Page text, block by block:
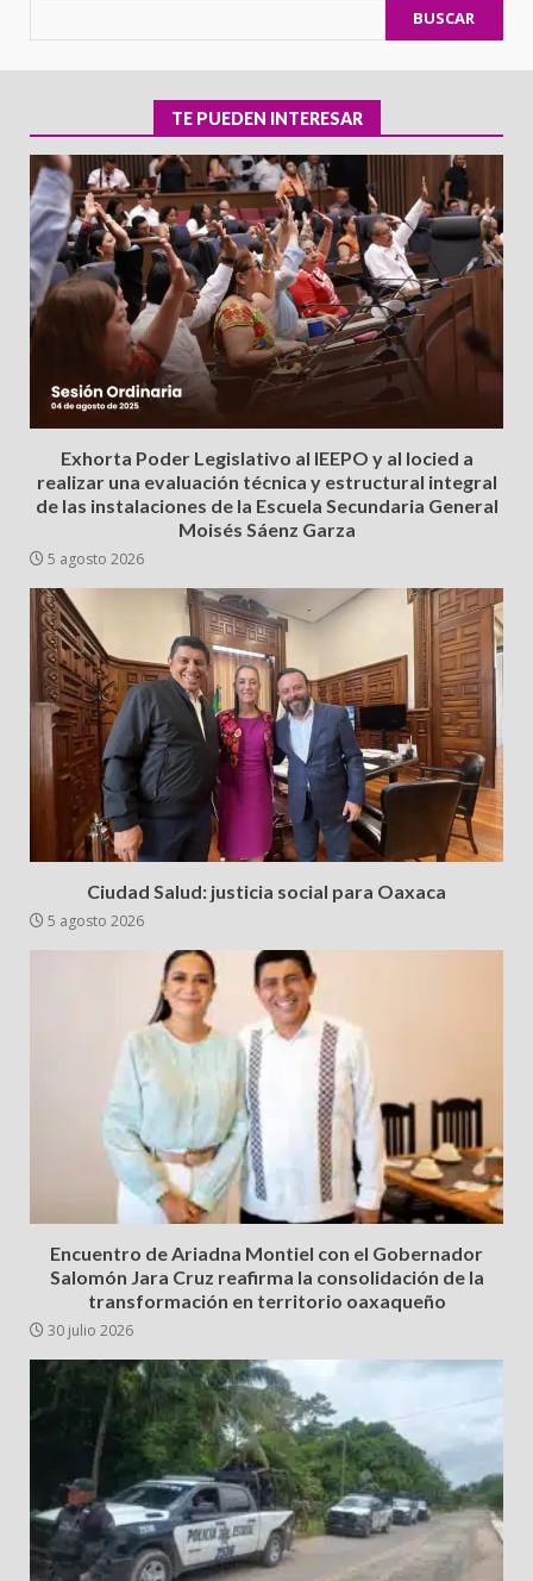
BUSCAR
TE PUEDEN INTERESAR
Exhorta Poder Legislativo al IEEPO y al Iocied a
realizar una evaluación técnica y estructural integral
de las instalaciones de la Escuela Secundaria General
Moisés Sáenz Garza
5 agosto 2026
Ciudad Salud: justicia social para Oaxaca
5 agosto 2026
Encuentro de Ariadna Montiel con el Gobernador
Salomón Jara Cruz reafirma la consolidación de la
transformación en territorio oaxaqueño
30 julio 2026